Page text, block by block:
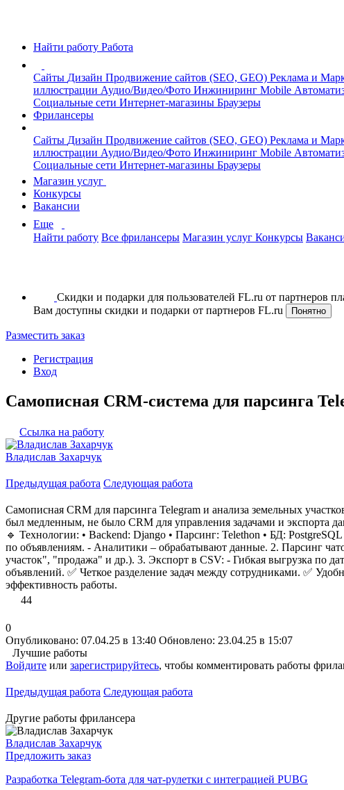
Найти работу Работа
Сайты Дизайн Продвижение сайтов (SEO, GEO) Реклама и
иллюстрации Аудио/Видео/Фото Инжиниринг Mobile
Социальные сети Интернет-магазины Браузеры
Фрилансеры
Сайты Дизайн Продвижение сайтов (SEO, GEO) Реклама и
иллюстрации Аудио/Видео/Фото Инжиниринг Mobile
Социальные сети Интернет-магазины Браузеры
Магазин услуг
Конкурсы
Вакансии
Еще
Найти работу Все фрилансеры Магазин услуг Конкурсы
Скидки и подарки для пользователей FL.ru от партнеров
Вам доступны скидки и подарки от партнеров FL.ru
Понятно
Разместить заказ
Регистрация
Вход
Самописная CRM-система для парсинга
Ссылка на работу
Владислав Захарчук
Предыдущая работа Следующая работа
Самописная CRM для парсинга Telegram и анализа земельных
был медленным, не было CRM для управления задачами и экспорта
🔹 Технологии: • Backend: Django • Парсинг: Telethon • БД:
по объявлениям. - Аналитики – обрабатывают данные. 2. Парсинг
участок", "продажа" и др.). 3. Экспорт в CSV: - Гибкая выгрузка по
объявлений. ✅ Четкое разделение задач между сотрудниками. ✅
эффективность работы.
44
0
Опубликовано: 07.04.25 в 13:40 Обновлено: 23.04.25 в 15:07
Лучшие работы
Войдите или зарегистрируйтесь, чтобы комментировать работы
Предыдущая работа Следующая работа
Другие работы фрилансера
Владислав Захарчук
Предложить заказ
Разработка Telegram-бота для чат-рулетки с интеграцией PUBG